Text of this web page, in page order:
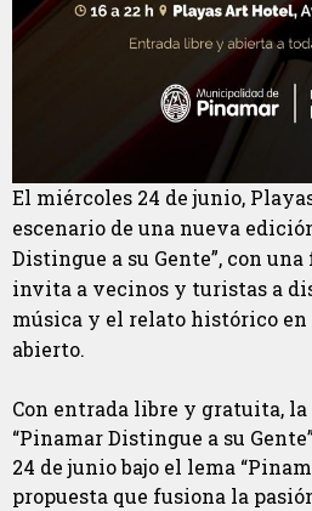
El miércoles 24 de junio,
escenario de una nueva
Distingue a su Gente”, con
invita a vecinos y turistas a
música y el relato histórico
abierto.
Con entrada libre y gratuita,
“Pinamar Distingue a su
24 de junio bajo el lema
propuesta que fusiona la